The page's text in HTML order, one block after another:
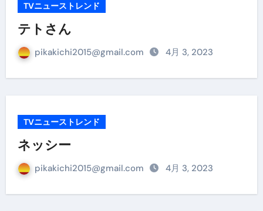
TVニューストレンド
テトさん
pikakichi2015@gmail.com 4月 3, 2023
TVニューストレンド
ネッシー
pikakichi2015@gmail.com 4月 3, 2023